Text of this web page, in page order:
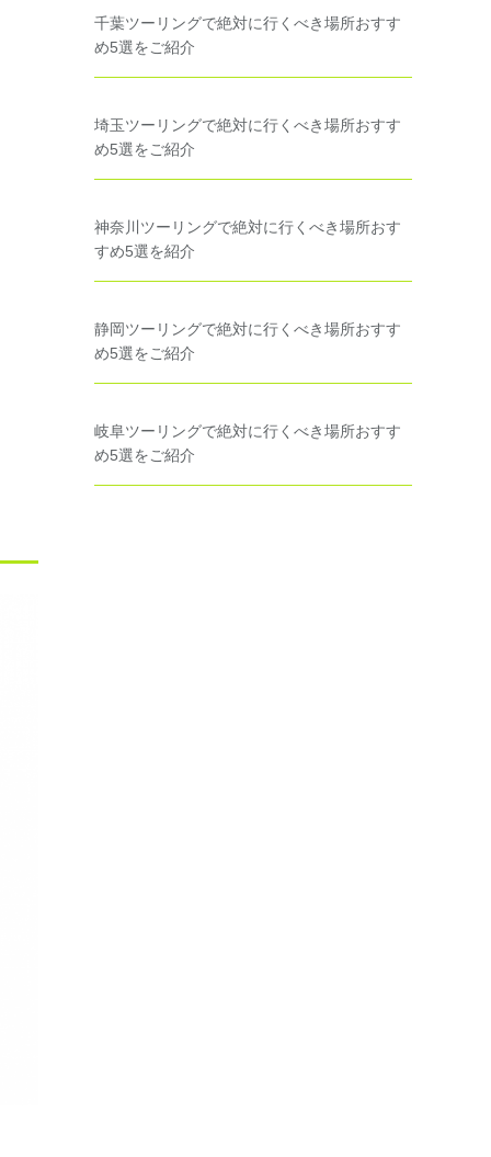
千葉ツーリングで絶対に行くべき場所おすす
め5選をご紹介
埼玉ツーリングで絶対に行くべき場所おすす
め5選をご紹介
神奈川ツーリングで絶対に行くべき場所おす
すめ5選を紹介
静岡ツーリングで絶対に行くべき場所おすす
め5選をご紹介
岐阜ツーリングで絶対に行くべき場所おすす
め5選をご紹介